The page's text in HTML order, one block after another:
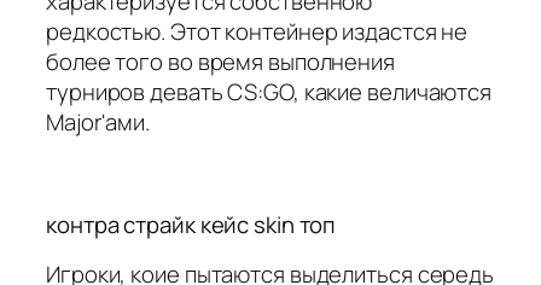
редкостью. Этот контейнер издастся не
более того во время выполнения
турниров девать CS:GO, какие величаются
Major'ами.
контра страйк кейс skin топ
Игроки, коие пытаются выделиться середь